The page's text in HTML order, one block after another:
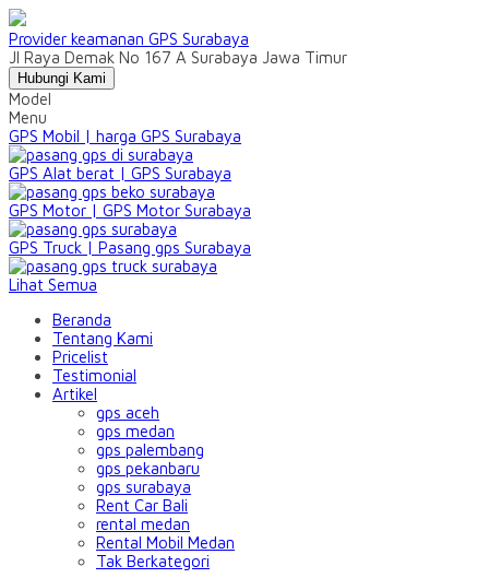
Provider keamanan GPS Surabaya
Jl Raya Demak No 167 A Surabaya Jawa Timur
Hubungi Kami
Model
Menu
GPS Mobil | harga GPS Surabaya
GPS Alat berat | GPS Surabaya
GPS Motor | GPS Motor Surabaya
GPS Truck | Pasang gps Surabaya
Lihat Semua
Beranda
Tentang Kami
Pricelist
Testimonial
Artikel
gps aceh
gps medan
gps palembang
gps pekanbaru
gps surabaya
Rent Car Bali
rental medan
Rental Mobil Medan
Tak Berkategori